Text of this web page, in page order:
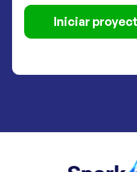
Iniciar